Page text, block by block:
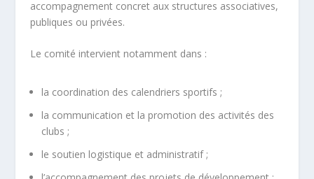
accompagnement concret aux structures associatives,
publiques ou privées.
Le comité intervient notamment dans :
la coordination des calendriers sportifs ;
la communication et la promotion des activités des
clubs ;
le soutien logistique et administratif ;